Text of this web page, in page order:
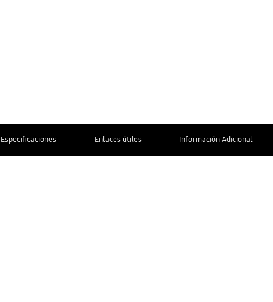
Especificaciones Enlaces útiles Información Adicional